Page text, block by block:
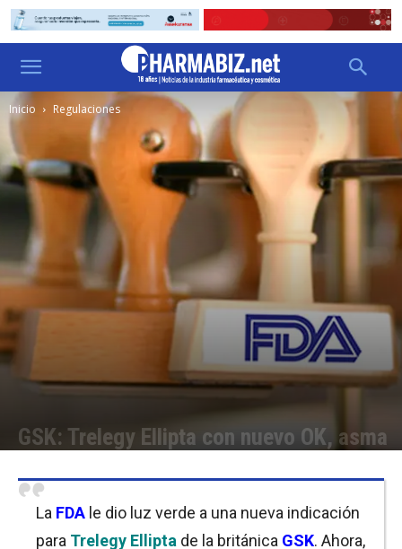
Inicio Regulaciones
GSK: Trelegy Ellipta con nuevo OK, asma
La FDA le dio luz verde a una nueva indicación
para Trelegy Ellipta de la británica GSK. Ahora,